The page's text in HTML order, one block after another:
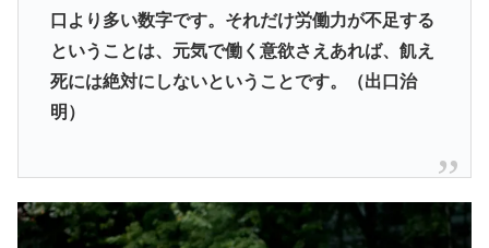
口より多い数字です。それだけ労働力が不足する
ということは、元気で働く意欲さえあれば、飢え
死には絶対にしないということです。（出口治
明）